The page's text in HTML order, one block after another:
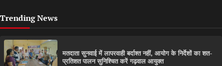
Trending News
मतदाता सुनवाई में लापरवाही बर्दाश्त नहीं, आयोग के निर्देशों का शत-
प्रतिशत पालन सुनिश्चित करें गढ़वाल आयुक्त